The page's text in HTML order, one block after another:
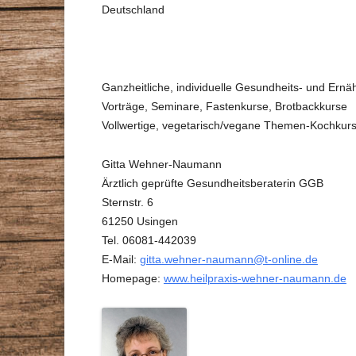
DR. MAX-OTTO-BRUKER
PRESSE
Deutschland
Ganzheitliche, individuelle Gesundheits- und
Vorträge, Seminare, Fastenkurse, Brotbackkurse
Vollwertige, vegetarisch/vegane Themen-
Gitta Wehner-Naumann
Ärztlich geprüfte Gesundheitsberaterin GGB
Sternstr. 6
61250 Usingen
Tel. 06081-442039
E-Mail: gitta.wehner-naumann@t-online.de
Homepage: www.heilpraxis-wehner-naumann.de